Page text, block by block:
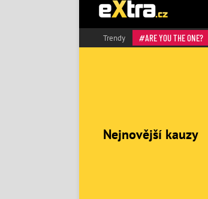
Trendy ARE YOU THE ONE?
Nejnovější kauzy